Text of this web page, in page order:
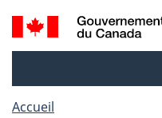
Recherche
et
Accueil